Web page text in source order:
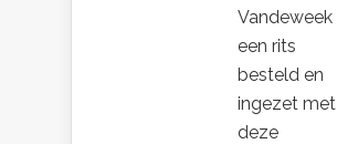
Vandeweek
een rits
besteld en
ingezet met
deze